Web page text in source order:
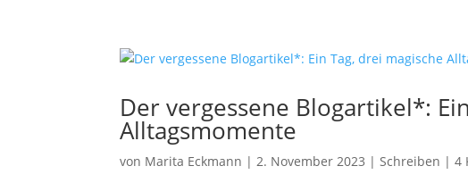
Der vergessene Blogartikel*:
Alltagsmomente
von Marita Eckmann |2. November 2023 |Schreiben |4